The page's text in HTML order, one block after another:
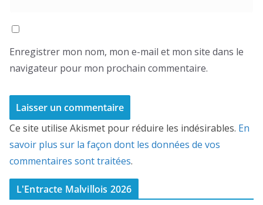
Enregistrer mon nom, mon e-mail et mon site dans le
navigateur pour mon prochain commentaire.
Ce site utilise Akismet pour réduire les indésirables. En
savoir plus sur la façon dont les données de vos
commentaires sont traitées.
L'Entracte Malvillois 2026